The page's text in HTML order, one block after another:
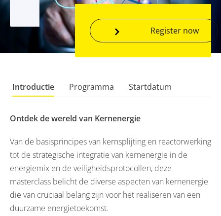
Register now
Introductie Programma Startdatum
Ontdek de wereld van Kernenergie
Van de basisprincipes van kernsplijting en reactorwerking
tot de strategische integratie van kernenergie in de
energiemix en de veiligheidsprotocollen, deze
masterclass belicht de diverse aspecten van kernenergie
die van cruciaal belang zijn voor het realiseren van een
duurzame energietoekomst.